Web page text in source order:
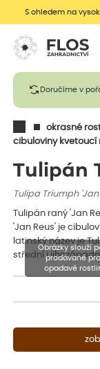
S ohledem na
Doručíme v
okrasné
cibuloviny kvetoucí
Tulipán
Tulipa Triumph 'Jan
Tulipán raný 'Jan
'Jan Reus' je
latinský název je
střední i
Obrázky slouží
prodávané
opadavé
Rostliny mohou